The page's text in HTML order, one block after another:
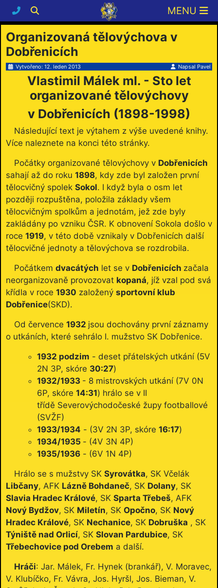
Organizovaná tělovýchova v
Dobřenicích
Napsal Pavel
Vytvořeno: 12. leden 2013
Vlastimil Málek ml. - Sto let
organizované tělovýchovy
v Dobřenicích (1898-1998)
Následující text je výtahem z výše uvedené knihy.
Více naleznete na konci této stránky.
Počátky organizované tělovýchovy v Dobřenicích
sahají až do roku 1898, kdy zde byl založen první
tělocvičný spolek Sokol. I když byla o osm let
později rozpuštěna, položila základy všem
tělocvičným spolkům a jednotám, jež zde byly
zakládány po vzniku ČSR. K obnovení Sokola došlo v
roce 1919, v této době vznikaly v Dobřenicích další
tělocvičné jednoty a tělovýchova se rozdrobila.
Počátkem dvacátých let se v Dobřenicích začala
neorganizovaně provozovat kopaná, jíž vzal pod svá
křídla v roce 1930 založený sportovní klub
Dobřenice(SKD).
Od července 1932 jsou dochovány první záznamy
o utkáních, které sehrálo I. mužstvo SK Dobřenice.
1932 podzim - deset přátelských utkání (5V
2N 3P, skóre 30:27)
1932/1933 - 8 mistrovských utkání (7V 0N
6P, skóre 14:31) hrálo se v II
třídě Severovýchodočeské župy footballové
(SVŽF)
1933/1934 - (3V 2N 3P, skóre 16:17)
1934/1935 - (4V 3N 4P)
1935/1936 - (6V 1N 4P)
Hrálo se s mužstvy SK Syrovátka, SK Včelák
Libčany, AFK Lázně Bohdaneč, SK Dolany, SK
Slavia Hradec Králové, SK Sparta Třebeš, AFK
Nový Bydžov, SK Miletín, SK Opočno, SK Nový
Hradec Králové, SK Nechanice, SK Dobruška , SK
Týniště nad Orlicí, SK Slovan Pardubice, SK
Třebechovice pod Orebem a další.
Hráči: Jar. Málek, Fr. Hynek (brankář), V. Moravec,
V. Klubíčko, Fr. Vávra, Jos. Hyršl, Jos. Bieman, V.